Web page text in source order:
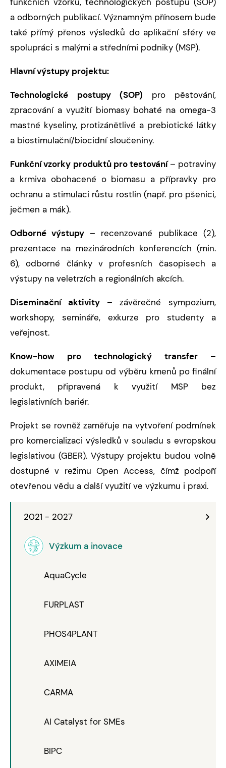
2021 - 2027
Výzkum a inovace
AquaCycle
FURPLAST
PHOS4PLANT
AXIMEIA
CARMA
AI Catalyst for SMEs
BIPC
a odborných publikací. Významným přínosem bude
také přímý přenos výsledků do aplikační sféry ve
spolupráci s malými a středními podniky (MSP).
Hlavní výstupy projektu:
Technologické postupy (SOP) pro pěstování,
zpracování a využití biomasy bohaté na omega-3
mastné kyseliny, protizánětlivé a prebiotické látky
a biostimulační/biocidní sloučeniny.
Funkční vzorky produktů pro testování– potraviny
a krmiva obohacené o biomasu a přípravky pro
ochranu a stimulaci růstu rostlin (např. pro pšenici,
ječmen a mák).
Odborné výstupy – recenzované publikace (2),
prezentace na mezinárodních konferencích (min.
6), odborné články v profesních časopisech a
výstupy na veletrzích a regionálních akcích.
Diseminační aktivity – závěrečné sympozium,
workshopy, semináře, exkurze pro studenty a
veřejnost.
Know-how pro technologický transfer –
dokumentace postupu od výběru kmenů po finální
produkt, připravená k využití MSP bez
legislativních bariér.
Projekt se rovněž zaměřuje na vytvoření podmínek
pro komercializaci výsledků v souladu s evropskou
legislativou (GBER). Výstupy projektu budou volně
dostupné v režimu Open Access, čímž podpoří
otevřenou vědu a další využití ve výzkumu i praxi.